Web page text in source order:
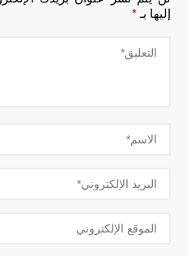
إليها بـ*